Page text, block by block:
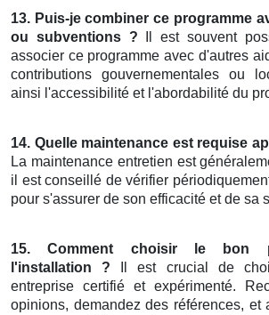
13. Puis-je combiner ce programme
ou subventions ? Il est souvent
associer ce programme avec d'autres
contributions gouvernementales ou
ainsi l'accessibilité et l'abordabilité du
14. Quelle maintenance est requise
La maintenance entretien est
il est conseillé de vérifier
pour s'assurer de son efficacité et de sa
15. Comment choisir le bon
l'installation ? Il est crucial de
entreprise certifié et expérimenté.
opinions, demandez des références, et